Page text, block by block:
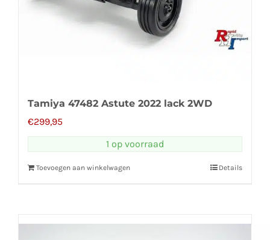
Tamiya 47482 Astute 2022 lack 2WD
€299,95
1 op voorraad
Toevoegen aan winkelwagen Details